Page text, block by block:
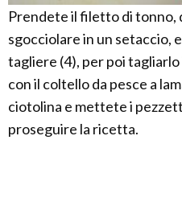
Prendete il filetto di tonno,
sgocciolare in un setaccio,
tagliere (4), per poi
con il coltello da pesce a
ciotolina e mettete i
proseguire la ricetta.